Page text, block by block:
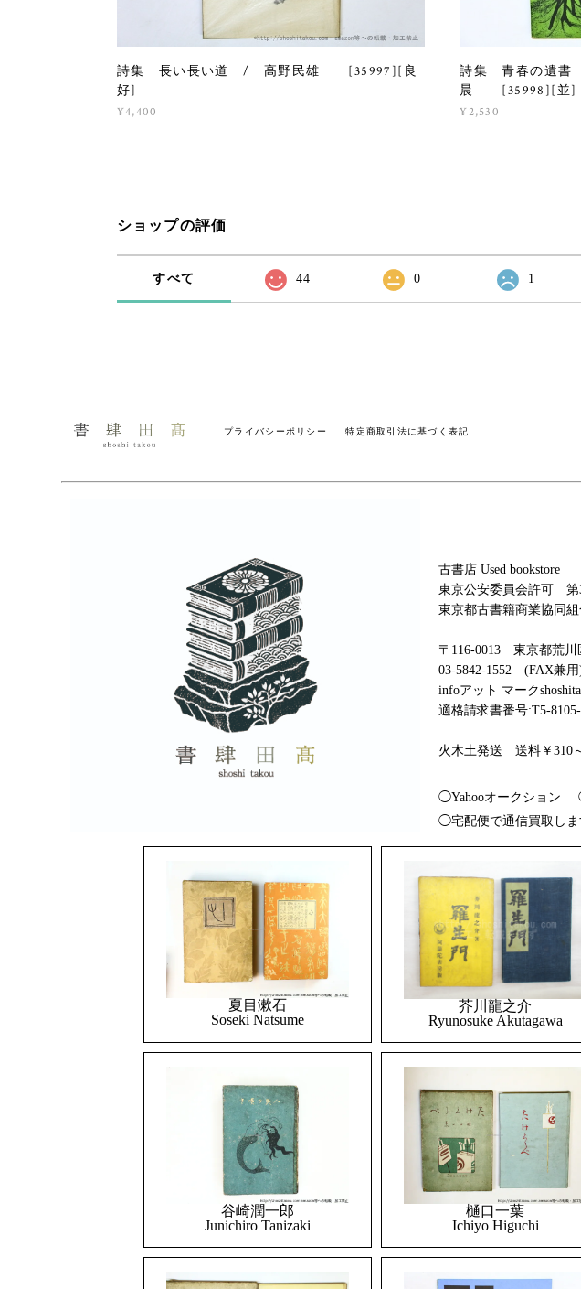
詩集 長い長い道 / 高野民雄 [35997][良
好]
¥4,400
詩集 青春の遺
晨 [35998][並]
¥2,530
ショップの評価
すべて 44 0 1
プライバシーポリシー 特定商取引法に基づく表記
古書店 Used bookstore
東京公安委員会許可 第
東京都古書籍商業協同
〒116-0013 東京都荒
03-5842-1552 (FAX兼用
infoアット マーク
適格請求書番号:T5-
火木土発送 送料￥310
◯Yahooオークション
◯宅配便で通信買取しま
夏目漱石
Soseki Natsume
芥川龍之介
Ryunosuke Akutagawa
谷崎潤一郎
Junichiro Tanizaki
樋口一葉
Ichiyo Higuchi